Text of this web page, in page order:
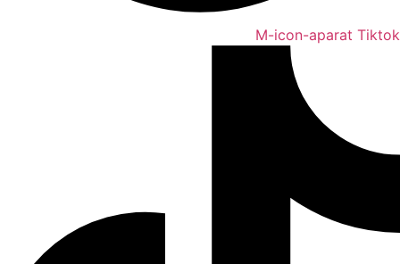
M-icon-aparat Tiktok